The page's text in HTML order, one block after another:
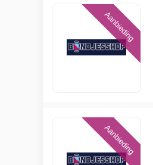
Aanbieding
Aanbieding